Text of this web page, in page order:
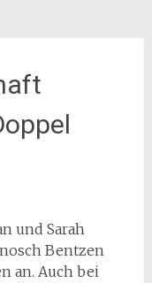
und Sarah
Bentzen
an. Auch bei